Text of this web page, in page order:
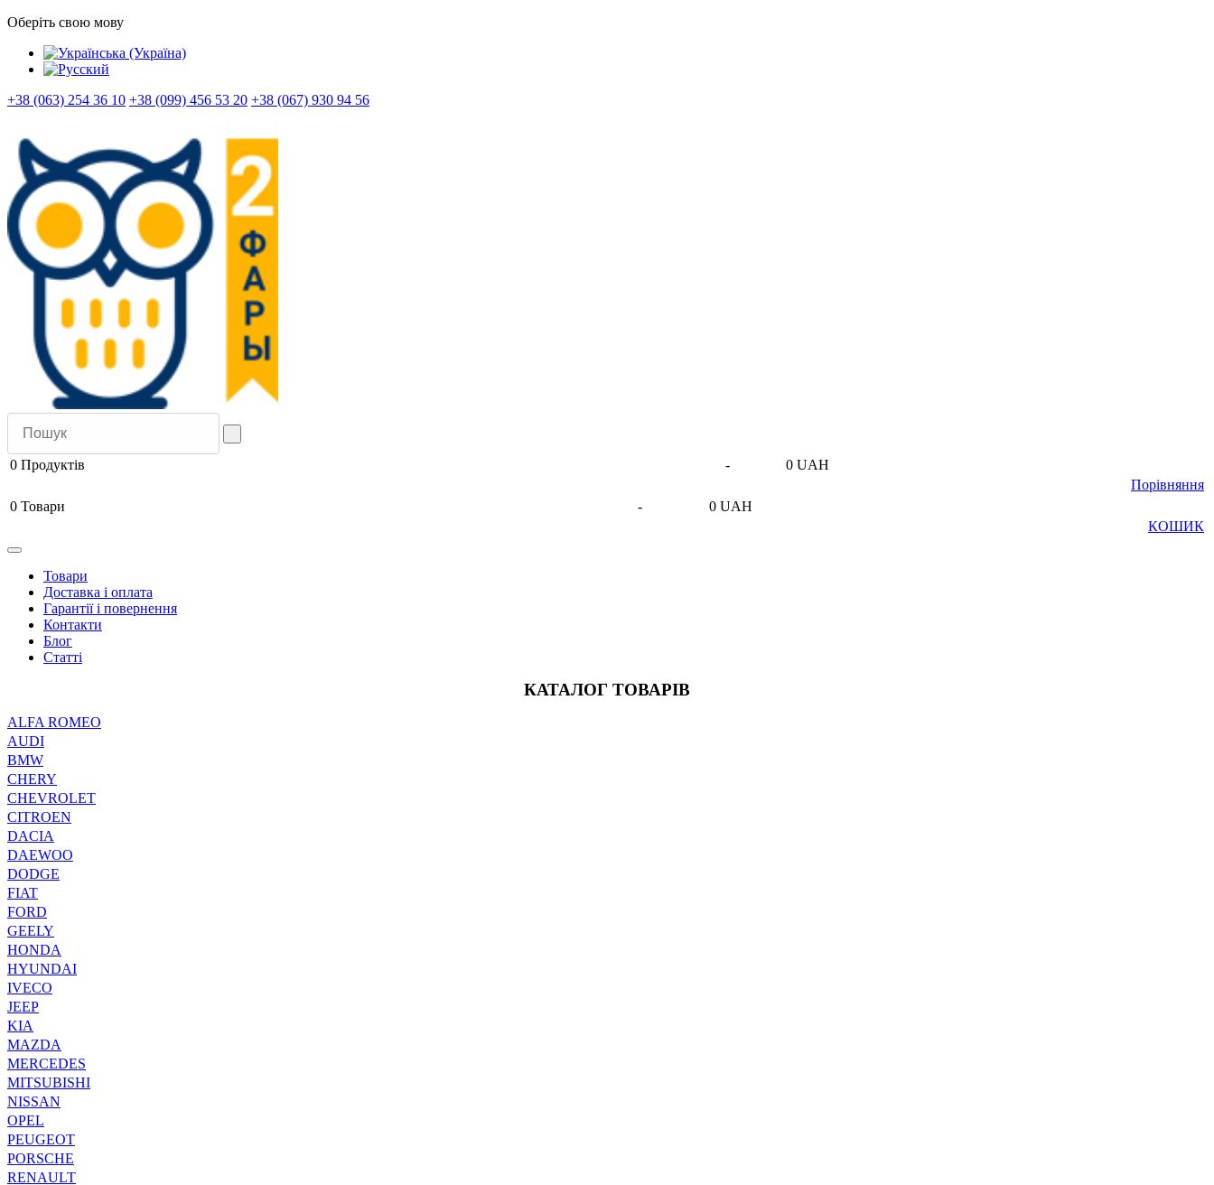
Оберіть свою мову
+38 (063) 254 36 10 +38 (099) 456 53 20 +38 (067) 930 94 56
0 Продуктів -
0 UAH
Порівняння
0 Товари -
0 UAH
КОШИК
Товари
Доставка і оплата
Гарантії і повернення
Контакти
Блог
Статті
КАТАЛОГ ТОВАРІВ
ALFA ROMEO
AUDI
BMW
CHERY
CHEVROLET
CITROEN
DACIA
DAEWOO
DODGE
FIAT
FORD
GEELY
HONDA
HYUNDAI
IVECO
JEEP
KIA
MAZDA
MERCEDES
MITSUBISHI
NISSAN
OPEL
PEUGEOT
PORSCHE
RENAULT